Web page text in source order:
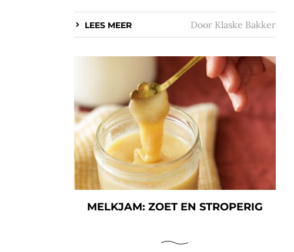
LEES MEER Door Klaske Bakker
MELKJAM: ZOET EN STROPERIG